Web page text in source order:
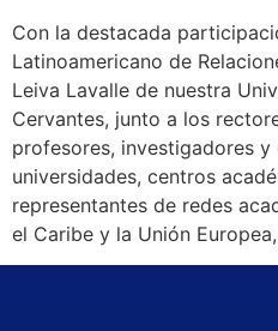
Con la destacada
Latinoamericano de
Leiva Lavalle de nuestra
Cervantes, junto a los
profesores, investigadores y
universidades, centros
representantes de redes
el Caribe y la Unión